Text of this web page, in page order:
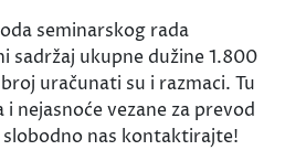
seminarskog rada
sadržaj ukupne dužine 1.800
uračunati su i razmaci. Tu
i nejasnoće vezane za prevod
nas kontaktirajte!